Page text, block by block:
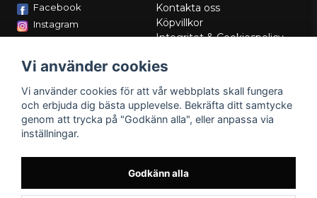
Facebook
Instagram
Kontakta oss
Köpvillkor
Integritet & Cookiespolicy
Service/Garanti
Lådritning
Om oss
Vi använder cookies
Vi använder cookies för att vår webbplats skall fungera
och erbjuda dig bästa upplevelse. Bekräfta ditt samtycke
genom att trycka på "Godkänn alla", eller anpassa via
inställningar.
Godkänn alla